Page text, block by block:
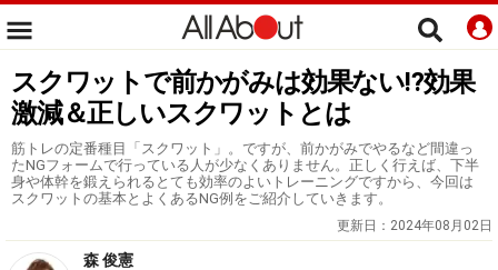
スクワットで前かがみは効果ない⁉効果
激減＆正しいスクワットとは
筋トレの定番種目「スクワット」。ですが、前かがみでやるなど間違っ
たNGフォームで行っている人が少なくありません。正しく行えば、下半
身や体幹を鍛えられるとても効率のよいトレーニングですから、今回は
スクワットの基本とよくあるNG例をご紹介していきます。
更新日： 2024年08月02日
森 俊憲